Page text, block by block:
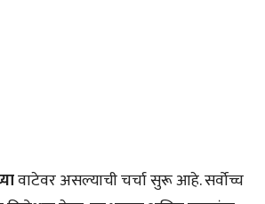
वाटेवर असल्याची चर्चा सुरू आहे. सर्वोच्च